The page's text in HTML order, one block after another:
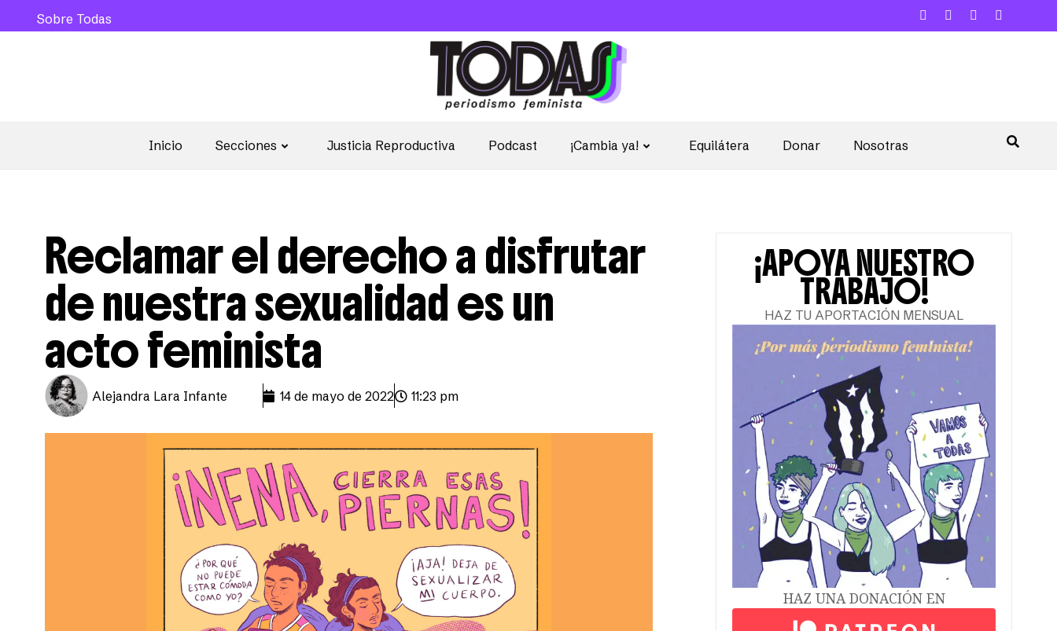
Inicio Secciones Justicia Reproductiva Podcast ¡Cambia ya! Equilátera Donar Nosotras
Sobre Todas
Reclamar el derecho a disfrutar
de nuestra sexualidad es un
acto feminista
Alejandra Lara Infante 14 de mayo de 2022 11:23 pm
¡APOYA NUESTRO
TRABAJO!
HAZ TU APORTACIÓN MENSUAL
HAZ UNA DONACIÓN EN